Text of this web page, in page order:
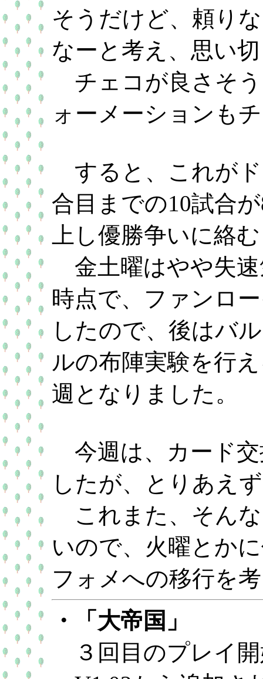
そうだけど、頼り
なーと考え、思い
チェコが良さそ
ォーメーションも
すると、これがド
合目までの10試合
上し優勝争いに絡
金土曜はやや失速
時点で、ファンロ
したので、後はバ
ルの布陣実験を行
週となりました。
今週は、カード
したが、とりあえ
これまた、そん
いので、火曜とか
フォメへの移行を
・「大帝国」
３回目のプレイ